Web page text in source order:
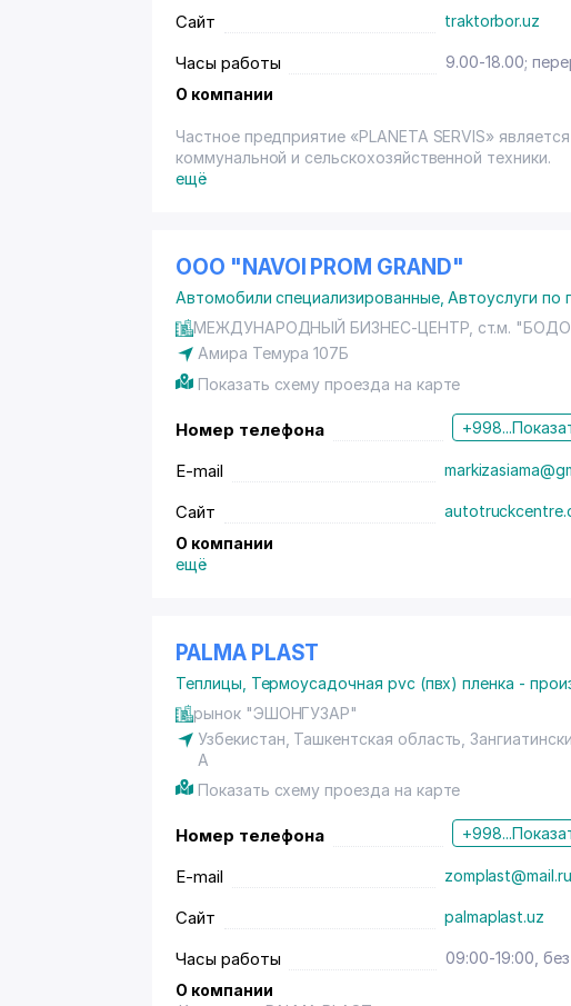
Сайт traktorbor.uz
Часы работы
9.00-18.00;
О компании
Частное предприятие «PLANETA SERVIS»
коммунальной и сельскохозяйственной техники.
ещё
OOO "NAVOI PROM GRAND"
Автомобили специализированные,Автоуслуги по
МЕЖДУНАРОДНЫЙ БИЗНЕС-ЦЕНТР, ст.м.
Амира Темура 107Б
Показать схему проезда на карте
Номер телефона +998...
E-mail
Сайт
О компании
ещё
PALMA PLAST
Теплицы Термоусадочная pvc (пвх) пленка -
рынок "ЭШОНГУЗАР"
Узбекистан, Ташкентская область,
А
Показать схему проезда на карте
Номер телефона +998...
E-mail zomplast@mail.ru
Сайт palmaplast.uz
Часы работы
09:00-19:00,
О компании